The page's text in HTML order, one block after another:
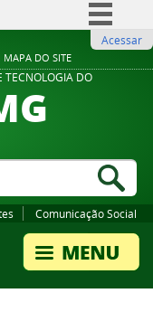
MAPA DO SITE
BR
Participe
Legislação
Acessar
TECNOLOGIA DO
Comunicação Social